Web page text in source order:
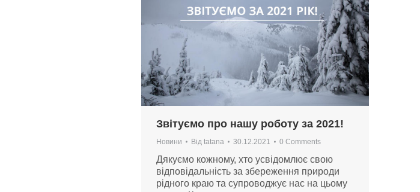
Звітуємо про нашу роботу за 2021!
Новини Від tatana 30.12.2021 0 Comments
Дякуємо кожному, хто усвідомлює свою
відповідальність за збереження природи
рідного краю та супроводжує нас на цьому